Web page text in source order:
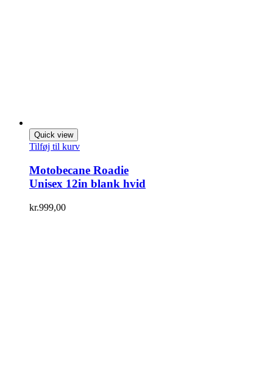
Quick view
Tilføj til kurv
Motobecane Roadie
Unisex 12in blank hvid
kr.999,00